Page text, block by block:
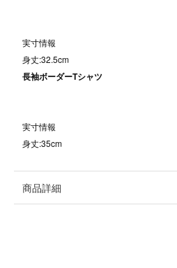
実寸情報
身丈:32.5cm
長袖ボーダーTシャツ
実寸情報
身丈:35cm
商品詳細